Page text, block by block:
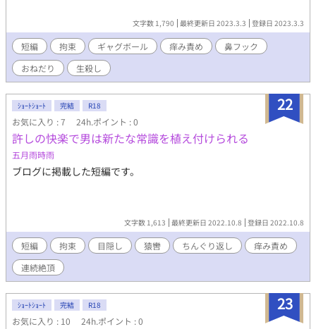
文字数 1,790 最終更新日 2023.3.3 登録日 2023.3.3
短編 拘束 ギャグボール 痒み責め
鼻フック
おねだり
生殺し
22
ｼｮｰﾄｼｮｰﾄ 完結 R18
お気に入り : 7 24h.ポイント : 0
許しの快楽で男は新たな常識を植え付けられる
五月雨時雨
ブログに掲載した短編です。
文字数 1,613 最終更新日 2022.10.8 登録日 2022.10.8
短編 拘束 目隠し 猿轡 ちんぐり返し
痒み責め
連続絶頂
23
ｼｮｰﾄｼｮｰﾄ 完結 R18
お気に入り : 10 24h.ポイント : 0